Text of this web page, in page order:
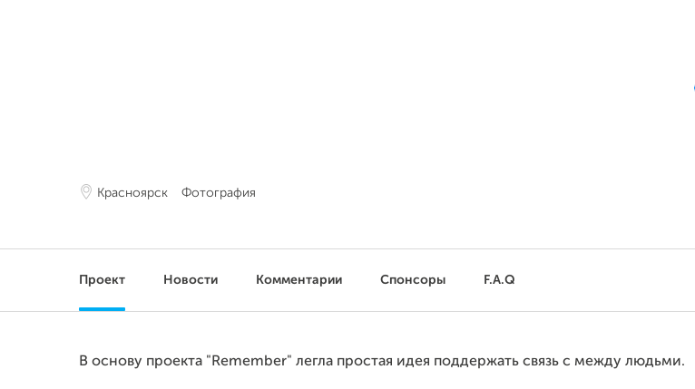
Красноярск Фотография
Проект Новости Комментарии Спонсоры F.A.Q
В основу проекта "Remember" легла простая идея поддержать связь с между людьми.